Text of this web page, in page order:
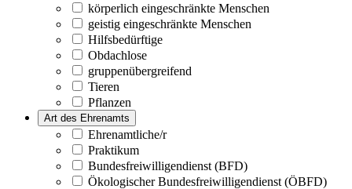
körperlich eingeschränkte Menschen
geistig eingeschränkte Menschen
Hilfsbedürftige
Obdachlose
gruppenübergreifend
Tieren
Pflanzen
Art des Ehrenamts
Ehrenamtliche/r
Praktikum
Bundesfreiwilligendienst (BFD)
Ökologischer Bundesfreiwilligendienst (ÖBFD)